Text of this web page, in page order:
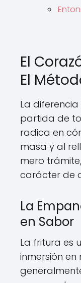
El
El
La
partida de
radica en
masa y al
mero
carácter de
La
en Sabor
La fritura es
inmersión